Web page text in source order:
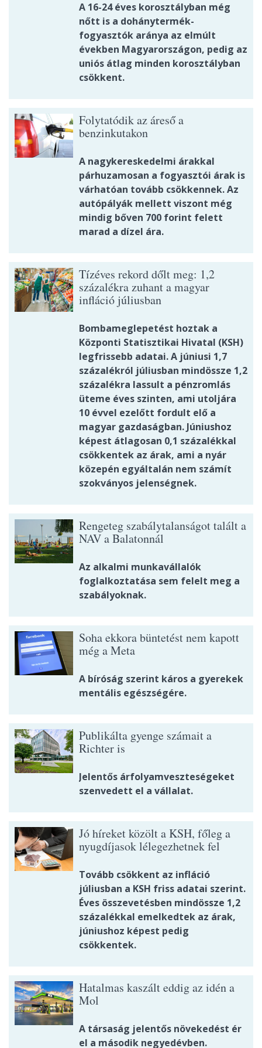
A 16-24 éves korosztályban még
nőtt is a dohánytermék-
fogyasztók aránya az elmúlt
években Magyarországon, pedig az
uniós átlag minden korosztályban
csökkent.
Folytatódik az áreső a
benzinkutakon
A nagykereskedelmi árakkal
párhuzamosan a fogyasztói árak is
várhatóan tovább csökkennek. Az
autópályák mellett viszont még
mindig bőven 700 forint felett
marad a dízel ára.
Tízéves rekord dőlt meg: 1,2
százalékra zuhant a magyar
infláció júliusban
Bombameglepetést hoztak a
Központi Statisztikai Hivatal (KSH)
legfrissebb adatai. A júniusi 1,7
százalékról júliusban mindössze 1,2
százalékra lassult a pénzromlás
üteme éves szinten, ami utoljára
10 évvel ezelőtt fordult elő a
magyar gazdaságban. Júniushoz
képest átlagosan 0,1 százalékkal
csökkentek az árak, ami a nyár
közepén egyáltalán nem számít
szokványos jelenségnek.
Rengeteg szabálytalanságot talált a
NAV a Balatonnál
Az alkalmi munkavállalók
foglalkoztatása sem felelt meg a
szabályoknak.
Soha ekkora büntetést nem kapott
még a Meta
A bíróság szerint káros a gyerekek
mentális egészségére.
Publikálta gyenge számait a
Richter is
Jelentős árfolyamveszteségeket
szenvedett el a vállalat.
Jó híreket közölt a KSH, főleg a
nyugdíjasok lélegezhetnek fel
Tovább csökkent az infláció
júliusban a KSH friss adatai szerint.
Éves összevetésben mindössze 1,2
százalékkal emelkedtek az árak,
júniushoz képest pedig
csökkentek.
Hatalmas kaszált eddig az idén a
Mol
A társaság jelentős növekedést ér
el a második negyedévben.